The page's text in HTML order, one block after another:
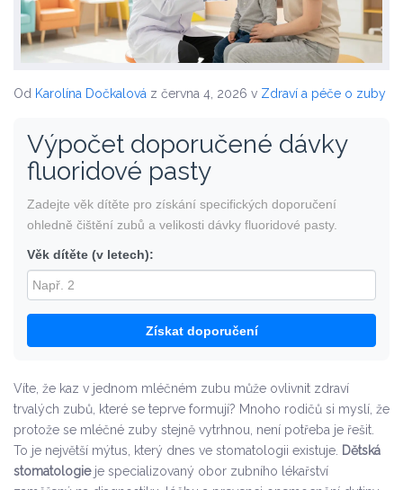
Od Karolína Dočkalová z června 4, 2026 v Zdraví a péče o zuby
Výpočet doporučené dávky
fluoridové pasty
Zadejte věk dítěte pro získání specifických doporučení
ohledně čištění zubů a velikosti dávky fluoridové pasty.
Věk dítěte (v letech):
Získat doporučení
Víte, že kaz v jednom mléčném zubu může ovlivnit zdraví
trvalých zubů, které se teprve formují? Mnoho rodičů si myslí, že
protože se mléčné zuby stejně vytrhnou, není potřeba je řešit.
To je největší mýtus, který dnes ve stomatologii existuje. Dětská
stomatologieje specializovaný obor zubního lékařství